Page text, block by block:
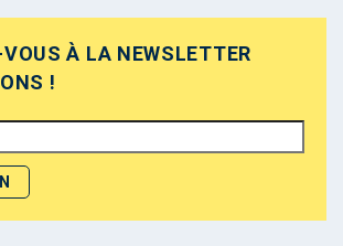
À LA NEWSLETTER
!